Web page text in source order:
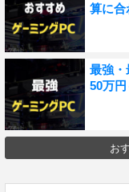
算に合
最強・
50万円
お